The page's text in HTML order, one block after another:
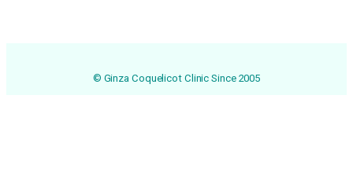
© Ginza Coquelicot Clinic Since 2005